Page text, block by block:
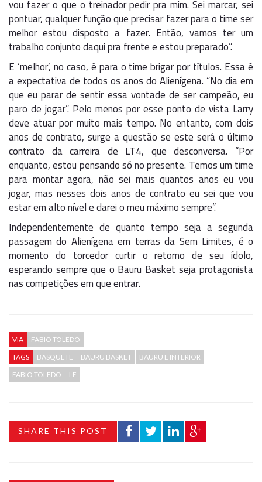
vou fazer o que o treinador pedir pra mim. Sei marcar, sei
pontuar, qualquer função que precisar fazer para o time ser
melhor estou disposto a fazer. Então, vamos ter um
trabalho conjunto daqui pra frente e estou preparado”.
E ‘melhor’, no caso, é para o time brigar por títulos. Essa é
a expectativa de todos os anos do Alienígena. “No dia em
que eu parar de sentir essa vontade de ser campeão, eu
paro de jogar”. Pelo menos por esse ponto de vista Larry
deve atuar por muito mais tempo. No entanto, com dois
anos de contrato, surge a questão se este será o último
contrato da carreira de LT4, que desconversa. “Por
enquanto, estou pensando só no presente. Temos um time
para montar agora, não sei mais quantos anos eu vou
jogar, mas nesses dois anos de contrato eu sei que vou
estar em alto nível e darei o meu máximo sempre”.
Independentemente de quanto tempo seja a segunda
passagem do Alienígena em terras da Sem Limites, é o
momento do torcedor curtir o retorno de seu ídolo,
esperando sempre que o Bauru Basket seja protagonista
nas competições em que entrar.
VIA
FABIO TOLEDO
TAGS
BASQUETE BAURU BASKET
BAURU E INTERIOR
FABIO TOLEDO
LE
SHARE THIS POST